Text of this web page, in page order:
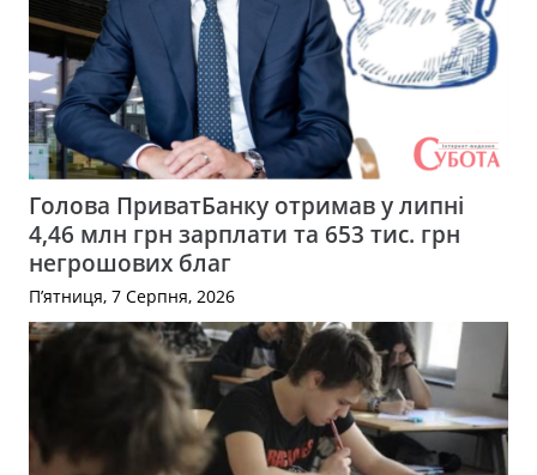
Голова ПриватБанку отримав у липні
4,46 млн грн зарплати та 653 тис. грн
негрошових благ
П’ятниця, 7 Серпня, 2026